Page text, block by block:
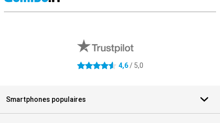
4.6 étoiles 4,6/ 5,0
Smartphones populaires